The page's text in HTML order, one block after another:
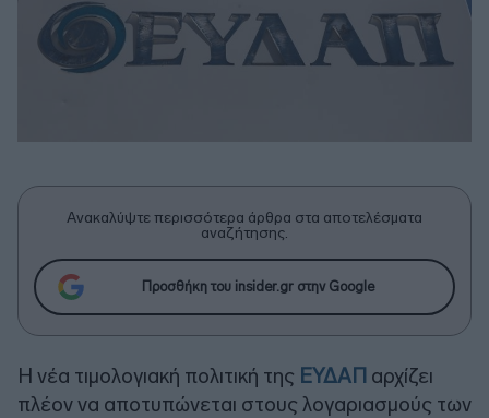
Ανακαλύψτε περισσότερα άρθρα στα αποτελέσματα
αναζήτησης.
Προσθήκη του insider.gr στην Google
Η νέα τιμολογιακή πολιτική της ΕΥΔΑΠ αρχίζει
πλέον να αποτυπώνεται στους λογαριασμούς των